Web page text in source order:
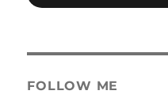
FOLLOW ME